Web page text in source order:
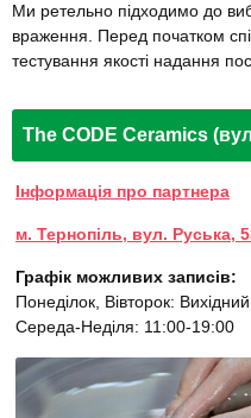
Ми ретельно підходимо до
враження. Перед початком
тестування якості надання
The CODE Ceramics
Інформація про партнера
м. Тернопіль, вул. Руська,
Графік можливих записів:
Понеділок, Вівторок: Вихідний
Середа-Неділя: 11:00-19:00